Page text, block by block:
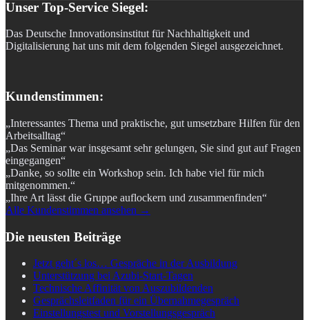
Unser Top-Service Siegel:
Das Deutsche Innovationsinstitut für Nachhaltigkeit und
Digitalisierung hat uns mit dem folgenden Siegel ausgezeichnet.
Kundenstimmen:
„Interessantes Thema und praktische, gut umsetzbare Hilfen für den
Arbeitsalltag“
„Das Seminar war insgesamt sehr gelungen, Sie sind gut auf Fragen
eingegangen“
„Danke, so sollte ein Workshop sein. Ich habe viel für mich
mitgenommen.“
„Ihre Art lässt die Gruppe auflockern und zusammenfinden“
Alle Kundenstimmen ansehen →
Die neusten Beiträge
Jetzt geht´s los… Gespräche in der Ausbildung
Unterstützung bei Azubi-Start-Tagen
Technische Affinität von Auszubildenden
Gesprächsleitfaden für ein Übernahmegespräch
Einstellungstest und Vorstellungsgespräch